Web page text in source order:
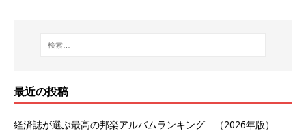
最近の投稿
経済誌が選ぶ最高の邦楽アルバムランキング （2026年版）